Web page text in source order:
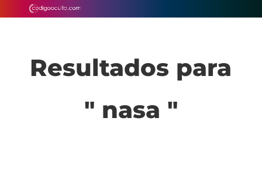
Resultados para
" nasa "